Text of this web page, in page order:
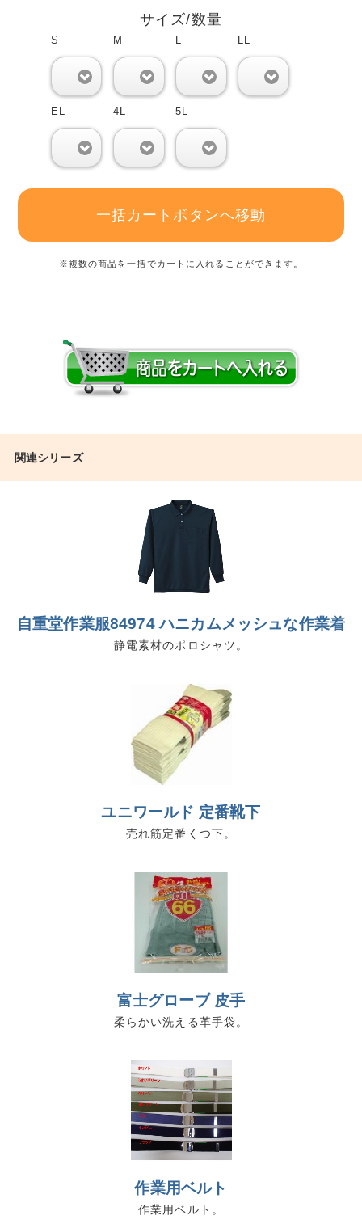
サイズ/数量
S M L LL
EL 4L 5L
一括カートボタンへ移動
※複数の商品を一括でカートに入れることができます。
関連シリーズ
自重堂作業服84974 ハニカムメッシュな作業着
静電素材のポロシャツ。
ユニワールド 定番靴下
売れ筋定番くつ下。
富士グローブ 皮手
柔らかい洗える革手袋。
作業用ベルト
作業用ベルト。